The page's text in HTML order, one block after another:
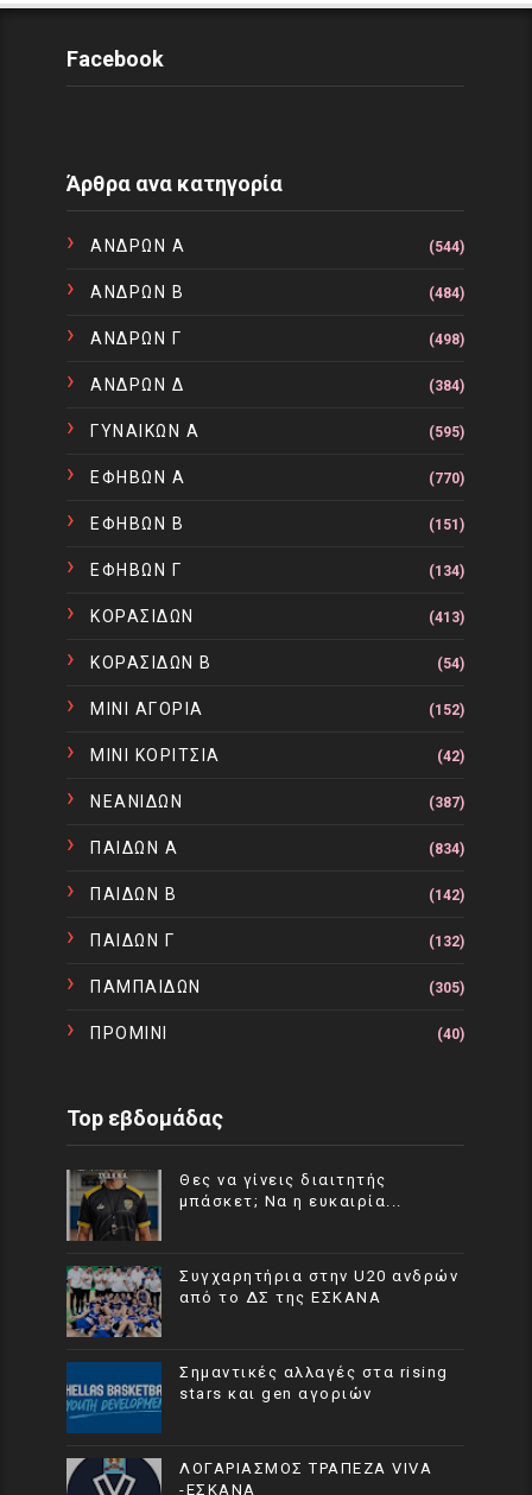
Facebook
Άρθρα ανα κατηγορία
ΑΝΔΡΩΝ Α (544)
ΑΝΔΡΩΝ Β (484)
ΑΝΔΡΩΝ Γ (498)
ΑΝΔΡΩΝ Δ (384)
ΓΥΝΑΙΚΩΝ Α (595)
ΕΦΗΒΩΝ Α (770)
ΕΦΗΒΩΝ Β (151)
ΕΦΗΒΩΝ Γ (134)
ΚΟΡΑΣΙΔΩΝ (413)
ΚΟΡΑΣΙΔΩΝ Β (54)
ΜΙΝΙ ΑΓΟΡΙΑ (152)
ΜΙΝΙ ΚΟΡΙΤΣΙΑ (42)
ΝΕΑΝΙΔΩΝ (387)
ΠΑΙΔΩΝ Α (834)
ΠΑΙΔΩΝ Β (142)
ΠΑΙΔΩΝ Γ (132)
ΠΑΜΠΑΙΔΩΝ (305)
ΠΡΟΜΙΝΙ (40)
Top εβδομάδας
Θες να γίνεις διαιτητής
μπάσκετ; Να η ευκαιρία...
Συγχαρητήρια στην U20 ανδρών
από το ΔΣ της ΕΣΚΑΝΑ
Σημαντικές αλλαγές στα rising
stars και gen αγοριών
ΛΟΓΑΡΙΑΣΜΟΣ ΤΡΑΠΕΖΑ VIVA
-ΕΣΚΑΝΑ